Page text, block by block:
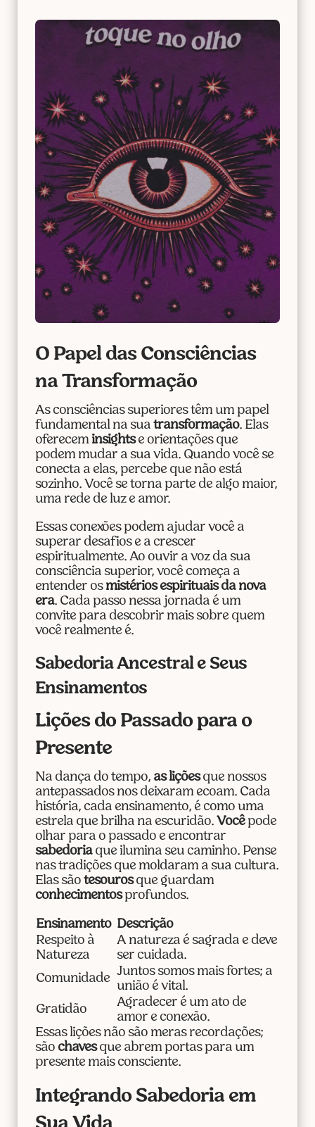
O Papel das Consciências
na Transformação
As consciências superiores têm um papel
fundamental na sua transformação. Elas
oferecem insightse orientações que
podem mudar a sua vida. Quando você se
conecta a elas, percebe que não está
sozinho. Você se torna parte de algo maior,
uma rede de luz e amor.
Essas conexões podem ajudar você a
superar desafios e a crescer
espiritualmente. Ao ouvir a voz da sua
consciência superior, você começa a
entender os mistérios espirituais da nova
era. Cada passo nessa jornada é um
convite para descobrir mais sobre quem
você realmente é.
Sabedoria Ancestral e Seus
Ensinamentos
Lições do Passado para o
Presente
Na dança do tempo, as liçõesque nossos
antepassados nos deixaram ecoam. Cada
história, cada ensinamento, é como uma
estrela que brilha na escuridão. Vocêpode
olhar para o passado e encontrar
sabedoriaque ilumina seu caminho. Pense
nas tradições que moldaram a sua cultura.
Elas são tesourosque guardam
conhecimentosprofundos.
Ensinamento Descrição
Respeito à
Natureza
A natureza é sagrada e deve
ser cuidada.
Comunidade
Juntos somos mais fortes; a
união é vital.
Gratidão
Agradecer é um ato de
amor e conexão.
Essas lições não são meras recordações;
são chavesque abrem portas para um
presente mais consciente.
Integrando Sabedoria em